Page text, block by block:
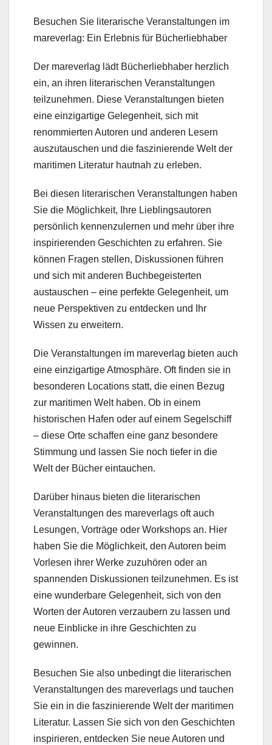
Besuchen Sie literarische Veranstaltungen im
mareverlag: Ein Erlebnis für Bücherliebhaber
Der mareverlag lädt Bücherliebhaber herzlich
ein, an ihren literarischen Veranstaltungen
teilzunehmen. Diese Veranstaltungen bieten
eine einzigartige Gelegenheit, sich mit
renommierten Autoren und anderen Lesern
auszutauschen und die faszinierende Welt der
maritimen Literatur hautnah zu erleben.
Bei diesen literarischen Veranstaltungen haben
Sie die Möglichkeit, Ihre Lieblingsautoren
persönlich kennenzulernen und mehr über ihre
inspirierenden Geschichten zu erfahren. Sie
können Fragen stellen, Diskussionen führen
und sich mit anderen Buchbegeisterten
austauschen – eine perfekte Gelegenheit, um
neue Perspektiven zu entdecken und Ihr
Wissen zu erweitern.
Die Veranstaltungen im mareverlag bieten auch
eine einzigartige Atmosphäre. Oft finden sie in
besonderen Locations statt, die einen Bezug
zur maritimen Welt haben. Ob in einem
historischen Hafen oder auf einem Segelschiff
– diese Orte schaffen eine ganz besondere
Stimmung und lassen Sie noch tiefer in die
Welt der Bücher eintauchen.
Darüber hinaus bieten die literarischen
Veranstaltungen des mareverlags oft auch
Lesungen, Vorträge oder Workshops an. Hier
haben Sie die Möglichkeit, den Autoren beim
Vorlesen ihrer Werke zuzuhören oder an
spannenden Diskussionen teilzunehmen. Es ist
eine wunderbare Gelegenheit, sich von den
Worten der Autoren verzaubern zu lassen und
neue Einblicke in ihre Geschichten zu
gewinnen.
Besuchen Sie also unbedingt die literarischen
Veranstaltungen des mareverlags und tauchen
Sie ein in die faszinierende Welt der maritimen
Literatur. Lassen Sie sich von den Geschichten
inspirieren, entdecken Sie neue Autoren und